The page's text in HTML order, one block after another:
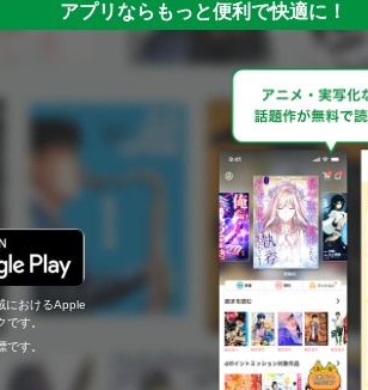
アプリならもっと便利で快適に！
におけるApple
す。
す。